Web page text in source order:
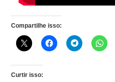
Compartilhe isso:
Curtir isso: